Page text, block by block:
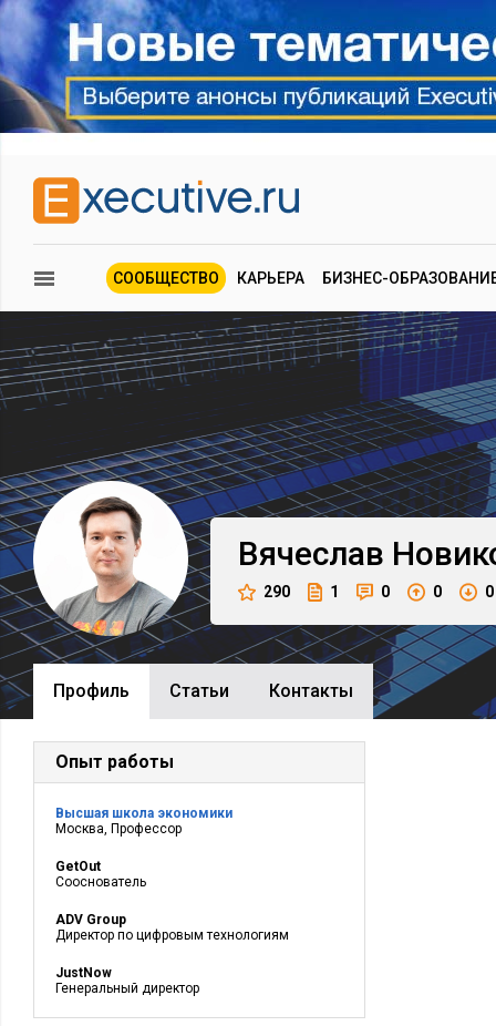
СООБЩЕСТВО КАРЬЕРА БИЗНЕС-
Вячеслав
290 1 0 0 0
Профиль Cтатьи Контакты
Опыт работы
Высшая школа экономики
Москва, Профессор
GetOut
Сооснователь
ADV Group
Директор по цифровым технологиям
JustNow
Генеральный директор